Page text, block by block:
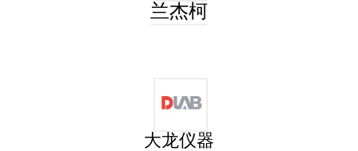
兰杰柯
大龙仪器